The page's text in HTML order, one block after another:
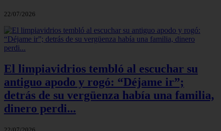
22/07/2026
El limpiavidrios tembló al escuchar su
antiguo apodo y rogó: “Déjame ir”;
detrás de su vergüenza había una familia,
dinero perdi...